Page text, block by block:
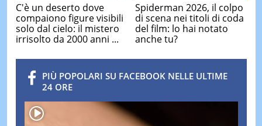
C'è un deserto dove
compaiono figure visibili
solo dal cielo: il mistero
irrisolto da 2000 anni ...
Spiderman 2026, il colpo
di scena nei titoli di coda
del film: lo hai notato
anche tu?
PIÙ POPOLARI SU FACEBOOK NELLE ULTIME
24 ORE